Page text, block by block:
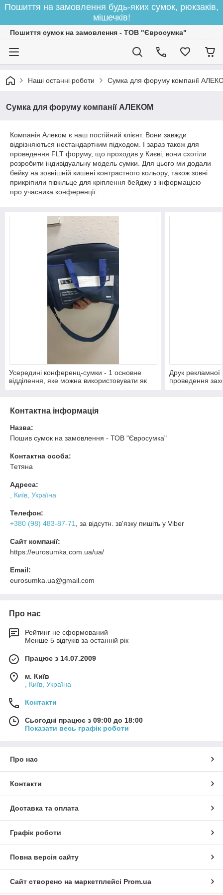
Пошиття на замовлення будь-яких сумок, рюкзаків,
мішечків!
Пошиття сумок на замовлення - ТОВ "Євросумка"
Наші останні роботи Сумка для форуму компанії
Сумка для форуму компанії АЛЕКОМ
Компанія Алеком є наш постійний клієнт. Вони завжди
відрізняються нестандартним підходом. І зараз також для
проведення FLT форуму, що проходив у Києві, вони схотіли
розробити індивідуальну модель сумки. Для цього ми додали
бейку на зовнішній кишені контрастного кольору, також зовні
прикріпили півкільце для кріплення бейджу з інформацією
про учасника конференції.
Усередині конференц-сумки - 1 основне
відділення, яке можна використовувати як
для ноутбука. Довга та зручна ручка через
під людину будь-якого зросту та габаритів.
Друк рекламної
проведення
шовкотрафарет.
Контактна інформація
Назва:
Пошив сумок на замовлення - ТОВ "Євросумка"
Контактна особа:
Тетяна
Адреса:
, Київ, Україна
Телефон:
+380 (98) 483-87-71
, за відсутн. зв'язку пишіть у Viber
Сайт компанії:
https://eurosumka.com.ua/ua/
Email:
eurosumka.ua@gmail.com
Про нас
Рейтинг не сформований
Менше 5 відгуків за останній рік
Працює з 14.07.2009
м. Київ
, Київ, Україна
Контакти
Сьогодні працює з 09:00 до 18:00
Показати весь графік роботи
Про нас
Контакти
Доставка та оплата
Графік роботи
Повна версія сайту
Сайт створено на маркетплейсі Prom.ua